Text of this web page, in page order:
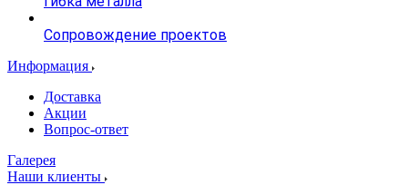
Сопровождение проектов
Информация
Доставка
Акции
Вопрос-ответ
Галерея
Наши клиенты